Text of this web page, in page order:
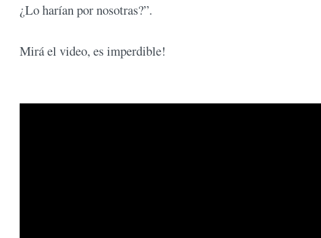
¿Lo harían por nosotras?”.
Mirá el video, es imperdible!